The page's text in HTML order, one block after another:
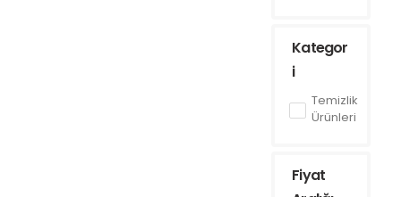
Kategor
i
Temizlik
Ürünleri
Fiyat